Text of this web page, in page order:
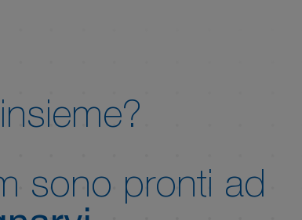
insieme?
sono pronti ad